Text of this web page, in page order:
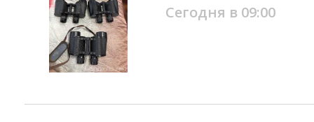
Сегодня в 09:00